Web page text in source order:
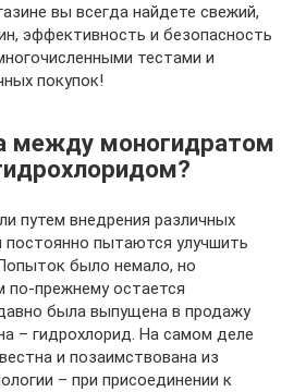
вы всегда найдете свежий,
эффективность и безопасность
тестами и
покупок!
между моногидратом
путем внедрения различных
постоянно пытаются улучшить
было немало, но
прежнему остается
была выпущена в продажу
– гидрохлорид. На самом деле
и позаимствована из
– при присоединении к